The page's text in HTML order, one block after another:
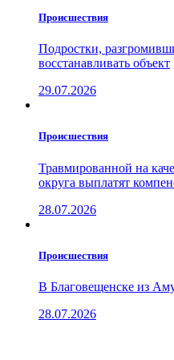
Проиcшествия
Подростки,
восстанавливать объект
29.07.2026
Проиcшествия
Травмированной на
округа выплатят
28.07.2026
Проиcшествия
В Благовещенске из
28.07.2026